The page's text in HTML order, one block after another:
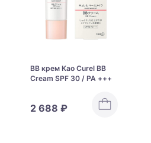
ВВ крем Kao Curel BB
Cream SPF 30 / PA +++
2 688 ₽